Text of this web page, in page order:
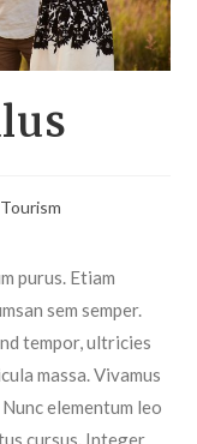
Tourism
purus. Etiam
sem semper.
tempor, ultricies
massa. Vivamus
elementum leo
cursus. Integer